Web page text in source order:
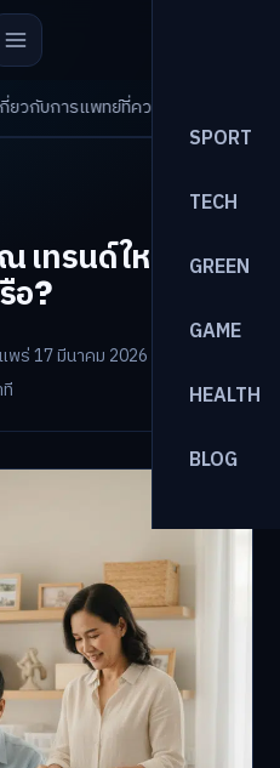
SPORT
TECH
GREEN
GAME
HEALTH
BLOG
ที่ควรรู้/ดอกเบี้ยขาขึ้นรอบใหม่! จัดพ
เทรนด์ใหม่ลด
อ?
พร่ 17 มีนาคม 2026